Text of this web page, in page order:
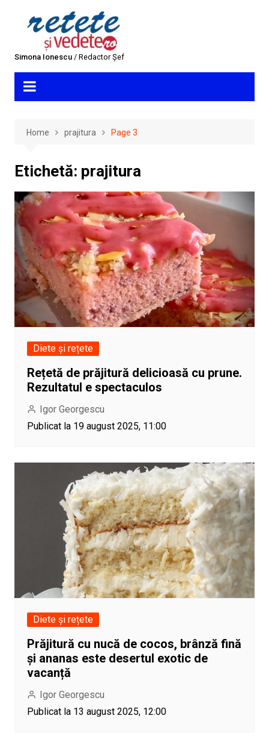
Simona Ionescu/ Redactor Șef
Home prajitura Page 3
Etichetă: prajitura
Diete și rețete
Rețetă de prăjitură delicioasă cu prune.
Rezultatul e spectaculos
Igor Georgescu
Publicat la 19 august 2025, 11:00
Diete și rețete
Prăjitură cu nucă de cocos, brânză fină
și ananas este desertul exotic de
vacanță
Igor Georgescu
Publicat la 13 august 2025, 12:00